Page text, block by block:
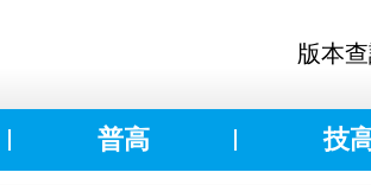
版本
普高 技